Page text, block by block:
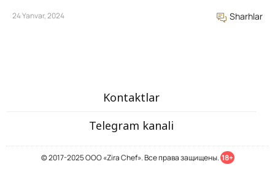
24 Yanvar, 2024 Sharhlar
Kontaktlar
Telegram kanali
© 2017-2025 ООО «Zira Chef». Все права защищены. 18+